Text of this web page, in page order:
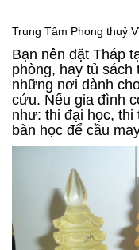
Trung Tâm Phong thuỷ
Bạn nên đặt Tháp
phòng, hay tủ
những nơi dành
cứu. Nếu gia đình
như: thi đại học,
bàn học để cầu